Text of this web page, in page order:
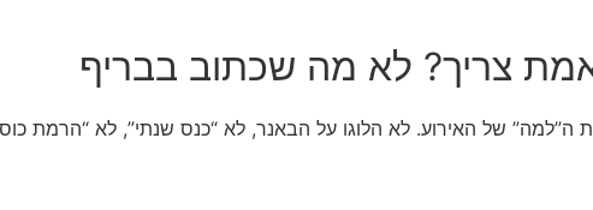
צריך? לא מה שכתוב בבריף
של האירוע. לא הלוגו על הבאנר, לא “כנס שנתי”, לא “הרמת